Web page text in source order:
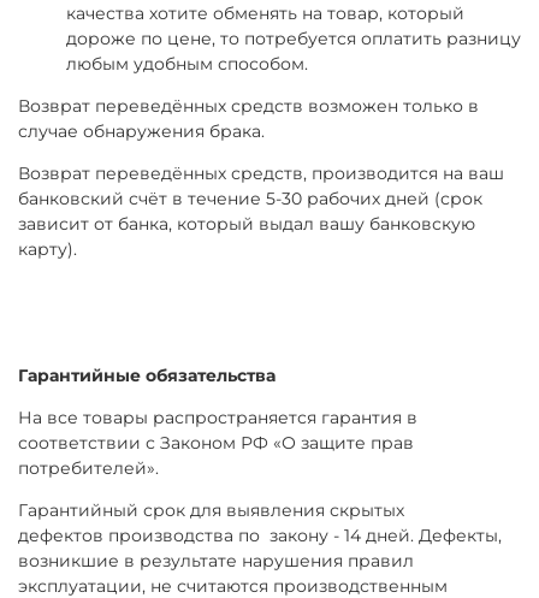
качества хотите обменять на товар, который
дороже по цене, то потребуется оплатить разницу
любым удобным способом.
Возврат переведённых средств возможен только в
случае обнаружения брака.
Возврат переведённых средств, производится на ваш
банковский счёт в течение 5-30 рабочих дней (срок
зависит от банка, который выдал вашу банковскую
карту).
Гарантийные обязательства
На все товары распространяется гарантия в
соответствии с Законом РФ «О защите прав
потребителей».
Гарантийный срок для выявления скрытых
дефектов производства по закону - 14 дней. Дефекты,
возникшие в результате нарушения правил
эксплуатации, не считаются производственным